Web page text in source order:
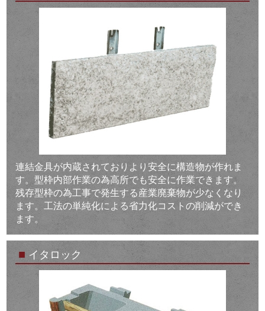
連結金具が内蔵されておりより安全に構造物が作れま
す。型枠内部作業の為高所でも安全に作業できます。
残存型枠の為工事で発生する産業廃棄物が少なくなり
ます。工法の単純化による省力化コストの削減ができ
ます。
■ イタロック